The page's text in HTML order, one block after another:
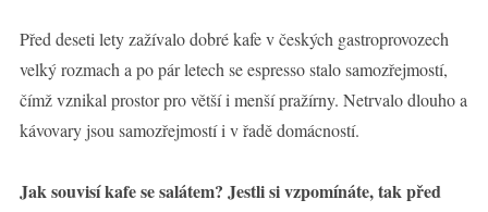
Před deseti lety zažívalo dobré kafe v českých gastroprovozech
velký rozmach a po pár letech se espresso stalo samozřejmostí,
čímž vznikal prostor pro větší i menší pražírny. Netrvalo dlouho a
kávovary jsou samozřejmostí i v řadě domácností.
Jak souvisí kafe se salátem? Jestli si vzpomínáte, tak před